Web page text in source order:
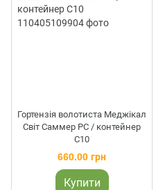
Гортензія волотиста Меджікал
Світ Саммер PC / контейнер
C10
660.00 грн
Купити